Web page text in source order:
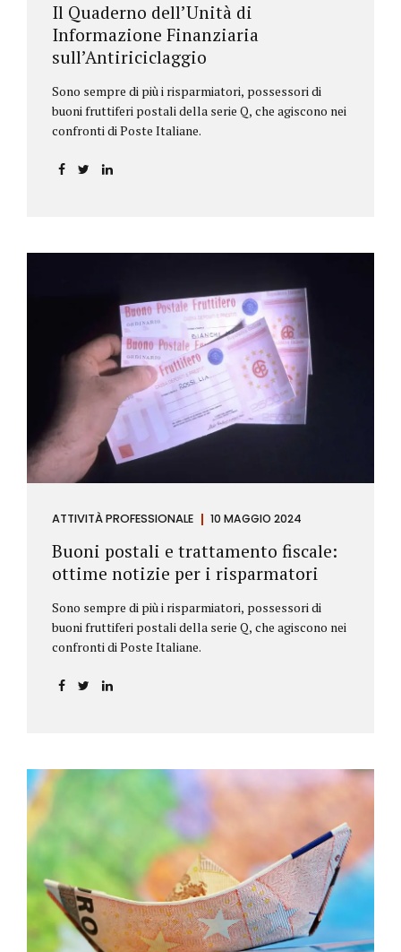
Il Quaderno dell’Unità di
Informazione Finanziaria
sull’Antiriciclaggio
Sono sempre di più i risparmiatori, possessori di
buoni fruttiferi postali della serie Q, che agiscono nei
confronti di Poste Italiane.
ATTIVITÀ PROFESSIONALE 10 MAGGIO 2024
Buoni postali e trattamento fiscale:
ottime notizie per i risparmatori
Sono sempre di più i risparmiatori, possessori di
buoni fruttiferi postali della serie Q, che agiscono nei
confronti di Poste Italiane.